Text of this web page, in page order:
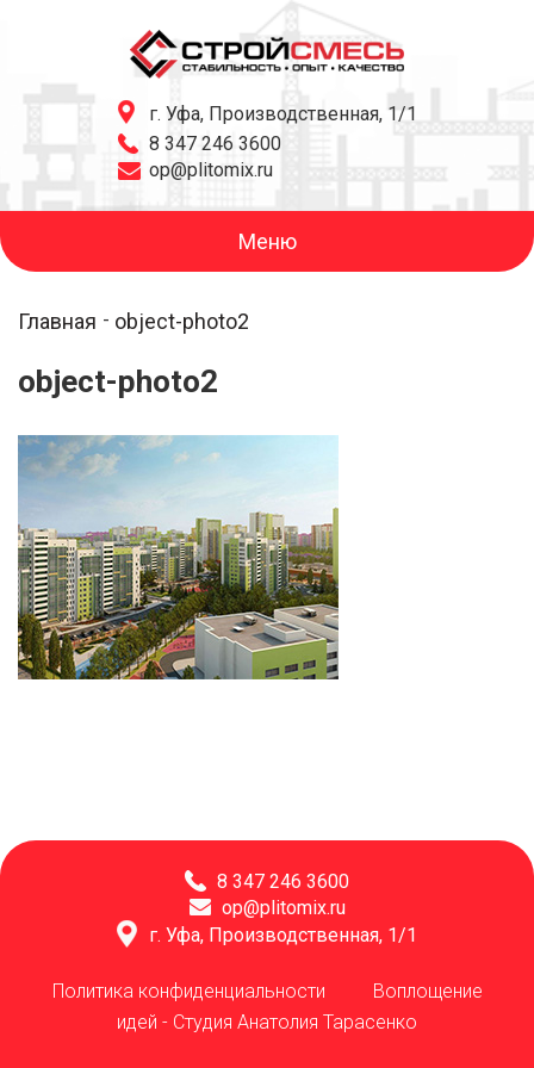
г. Уфа, Производственная, 1/1
8 347 246 3600
op@plitomix.ru
Меню
Главная object-photo2
object-photo2
8 347 246 3600
op@plitomix.ru
г. Уфа, Производственная, 1/1
Политика конфиденциальности Воплощение
идей - Студия Анатолия Тарасенко